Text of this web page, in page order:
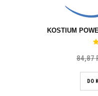
KOSTIUM
84,87
DO